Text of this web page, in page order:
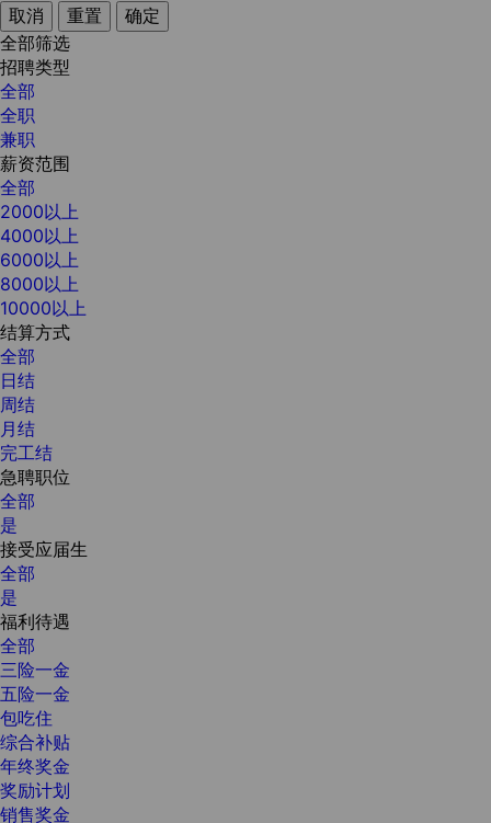
取消
重置
确定
全部筛选
招聘类型
全部
全职
兼职
薪资范围
全部
2000以上
4000以上
6000以上
8000以上
10000以上
结算方式
全部
日结
周结
月结
完工结
急聘职位
全部
是
接受应届生
全部
是
福利待遇
全部
三险一金
五险一金
包吃住
综合补贴
年终奖金
奖励计划
销售奖金